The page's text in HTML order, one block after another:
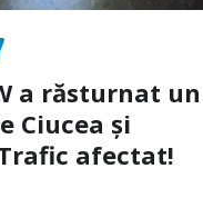
a răsturnat un
Ciucea și
afectat!